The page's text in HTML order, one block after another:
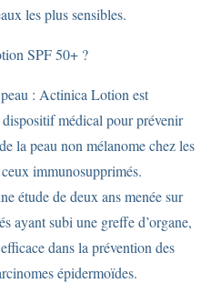
les plus sensibles.
SPF 50+ ?
: Actinica Lotion est
médical pour prévenir
la peau non mélanome chez les
immunosupprimés.
étude de deux ans menée sur
ayant subi une greffe d’organe,
dans la prévention des
épidermoïdes.